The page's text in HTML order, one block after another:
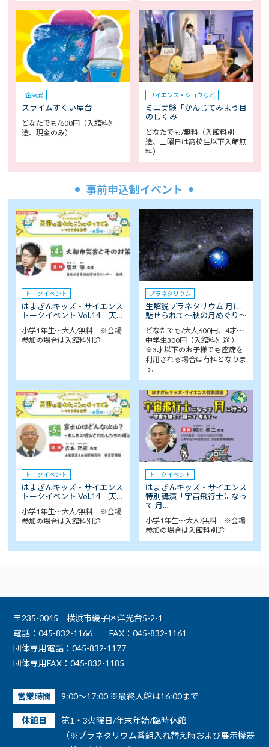
企画展
スライムすくい屋台
どなたでも/600円（入館料別
途、現金のみ）
サイエンス・ショウなど
ミニ実験「かんじてみよう目
のしくみ」
どなたでも/無料（入館料別
途、土曜日は高校生以下入館無
料）
事前申込制イベント
トークイベント
はまぎんキッズ・サイエンス
トークイベント Vol.14「天…
小学1年生～大人/無料 ※会場
参加の場合は入館料別途
プラネタリウム
生解説プラネタリウム 月に
魅せられて～秋の月めぐり～
どなたでも/大人600円、4才～
中学生300円（入館料別途 ）
※3才以下のお子様でも座席を
利用される場合は有料となりま
す。
トークイベント
はまぎんキッズ・サイエンス
トークイベント Vol.14「天…
小学1年生～大人/無料 ※会場
参加の場合は入館料別途
トークイベント
はまぎんキッズ・サイエンス
特別講演「宇宙飛行士になっ
て 月…
小学1年生～大人/無料 ※会場
参加の場合は入館料別途
〒235-0045 横浜市磯子区洋光台5-2-1
電話：045-832-1166
FAX：045-832-1161
団体専用電話：045-832-1177
団体専用FAX：045-832-1185
営業時間 9:00～17:00 ※最終入館は16:00まで
休館日
第1・3火曜日/年末年始/臨時休館
（※プラネタリウム番組入れ替え時および展示機器